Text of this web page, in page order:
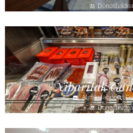
Donostialdea
Xibaritak
Alimentación
Donostialdea